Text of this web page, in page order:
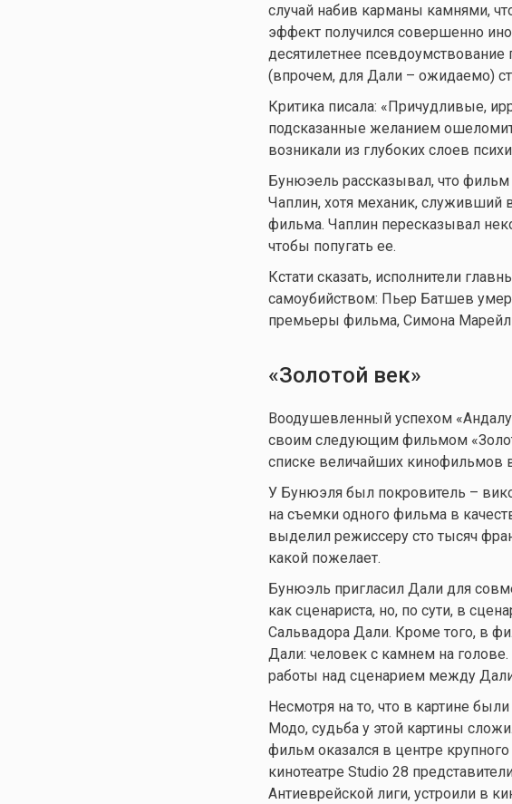
случай набив карманы камнями,
эффект получился совершенно
десятилетнее
(впрочем, для Дали – ожидаемо)
Критика писала: «Причудливые,
подсказанные желанием
возникали из глубоких слоев
Бунюэель рассказывал, что
Чаплин, хотя механик, служивший
фильма. Чаплин пересказывал
чтобы попугать ее.
Кстати сказать, исполнители
самоубийством: Пьер Батшев умер
премьеры фильма, Симона
«Золотой век»
Воодушевленный успехом
своим следующим фильмом
списке величайших кинофильмов
У Бунюэля был покровитель –
на съемки одного фильма в
выделил режиссеру сто тысяч
какой пожелает.
Бунюэль пригласил Дали для
как сценариста, но, по сути, в
Сальвадора Дали. Кроме того, в
Дали: человек с камнем на
работы над сценарием между
Несмотря на то, что в картине
Модо, судьба у этой картины
фильм оказался в центре
кинотеатре Studio 28
Антиеврейской лиги, устроили в